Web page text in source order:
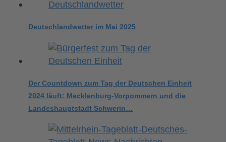
Deutschlandwetter im Mai 2025
Der Countdown zum Tag der Deutschen Einheit
2024 läuft: Mecklenburg-Vorpommern und die
Landeshauptstadt Schwerin…